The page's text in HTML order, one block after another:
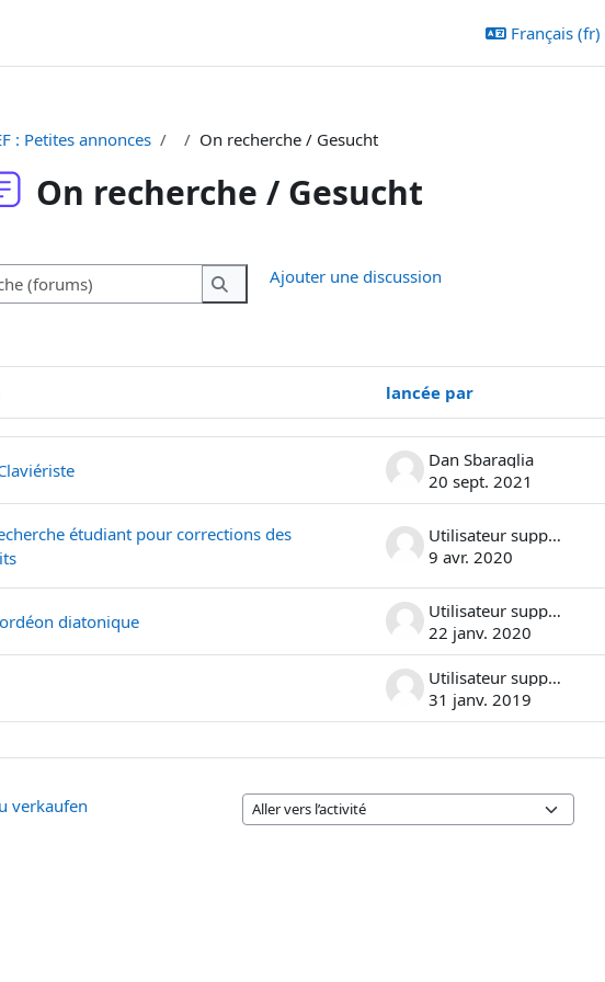
Français ‎(fr)‎
: Petites annonces On recherche / Gesucht
On recherche / Gesucht
Recherche (forums)
Recherche (forums)
Ajouter une discussion
lancée par
Dan Sbaraglia
20 sept. 2021
étudiant pour corrections des
Utilisateur supprimé
9 avr. 2020
diatonique
Utilisateur supprimé
22 janv. 2020
Utilisateur supprimé
31 janv. 2019
verkaufen
Aller vers l’activité